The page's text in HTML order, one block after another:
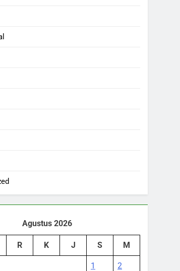
Agustus 2026
R K J S M
1 2